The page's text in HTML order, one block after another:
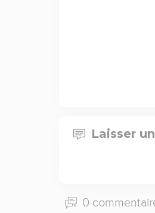
Laisser
0